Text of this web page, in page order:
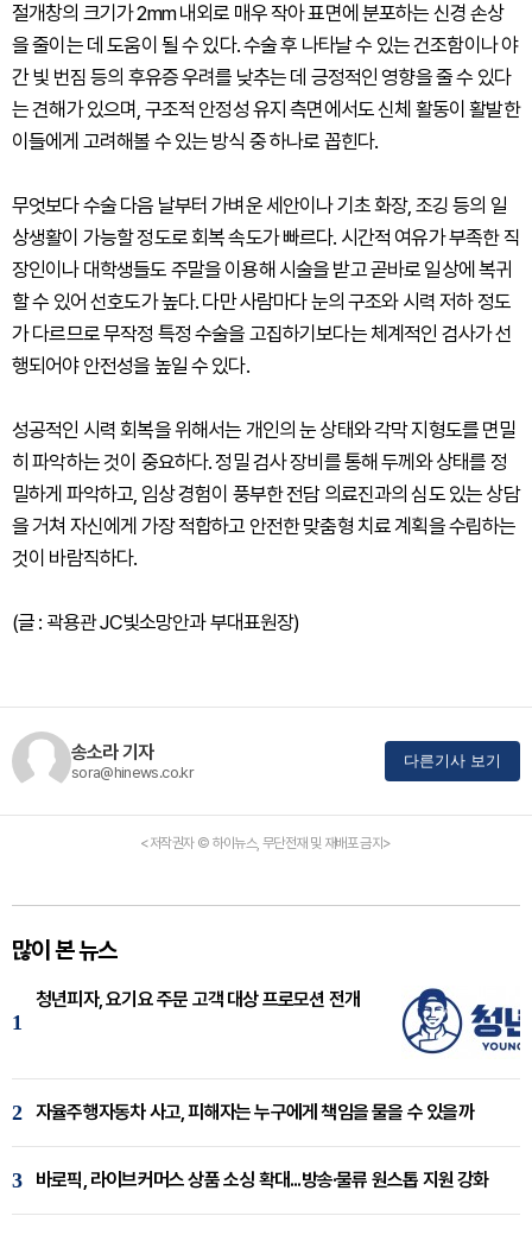
절개창의 크기가 2mm 내외로 매우 작아 표면에 분포하는 신경 손상
을 줄이는 데 도움이 될 수 있다. 수술 후 나타날 수 있는 건조함이나 야
간 빛 번짐 등의 후유증 우려를 낮추는 데 긍정적인 영향을 줄 수 있다
는 견해가 있으며, 구조적 안정성 유지 측면에서도 신체 활동이 활발한
이들에게 고려해볼 수 있는 방식 중 하나로 꼽힌다.
무엇보다 수술 다음 날부터 가벼운 세안이나 기초 화장, 조깅 등의 일
상생활이 가능할 정도로 회복 속도가 빠르다. 시간적 여유가 부족한 직
장인이나 대학생들도 주말을 이용해 시술을 받고 곧바로 일상에 복귀
할 수 있어 선호도가 높다. 다만 사람마다 눈의 구조와 시력 저하 정도
가 다르므로 무작정 특정 수술을 고집하기보다는 체계적인 검사가 선
행되어야 안전성을 높일 수 있다.
성공적인 시력 회복을 위해서는 개인의 눈 상태와 각막 지형도를 면밀
히 파악하는 것이 중요하다. 정밀 검사 장비를 통해 두께와 상태를 정
밀하게 파악하고, 임상 경험이 풍부한 전담 의료진과의 심도 있는 상담
을 거쳐 자신에게 가장 적합하고 안전한 맞춤형 치료 계획을 수립하는
것이 바람직하다.
(글 : 곽용관 JC빛소망안과 부대표원장)
송소라 기자
sora@hinews.co.kr
다른기사 보기
<저작권자 © 하이뉴스, 무단전재 및 재배포 금지>
많이 본 뉴스
1
청년피자, 요기요 주문 고객 대상 프로모션 전개
2 자율주행자동차 사고, 피해자는 누구에게 책임을 물을 수 있을까
3 바로픽, 라이브커머스 상품 소싱 확대...방송·물류 원스톱 지원 강화